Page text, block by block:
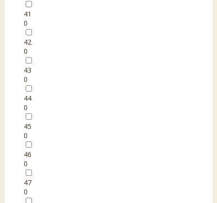
41
0
42
0
43
0
44
0
45
0
46
0
47
0